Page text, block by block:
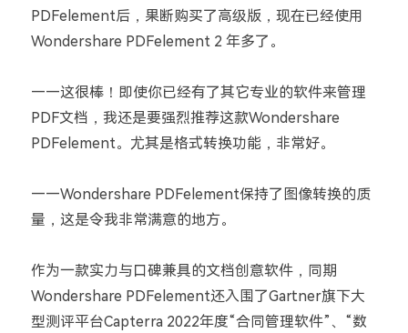
PDFelement后，果断购买了高级版，现在已经使用
Wondershare PDFelement 2 年多了。
——这很棒！即使你已经有了其它专业的软件来管理
PDF文档，我还是要强烈推荐这款Wondershare
PDFelement。尤其是格式转换功能，非常好。
——Wondershare PDFelement保持了图像转换的质
量，这是令我非常满意的地方。
作为一款实力与口碑兼具的文档创意软件，同期
Wondershare PDFelement还入围了Gartner旗下大
型测评平台Capterra 2022年度“合同管理软件”、“数